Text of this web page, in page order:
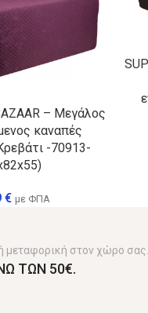
– Μεγάλος
καναπές
-70913-
€ με ΦΠΑ
μεταφορική στον χώρο σας.
ΤΩΝ 50€.